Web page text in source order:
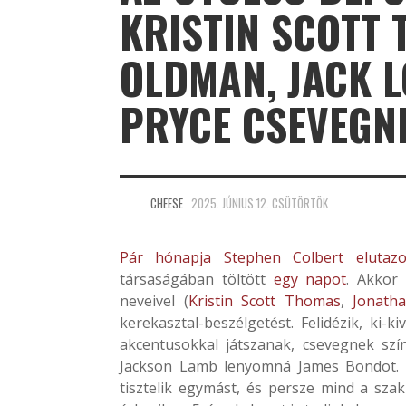
KRISTIN SCOTT
OLDMAN, JACK
PRYCE
CHEESE 2025. JÚNIUS 12. CSÜTÖRTÖK
Pár hónapja Stephen Colbert
társaságában töltött egy napot. Akkor
neveivel (Kristin Scott Thomas,
kerekasztal-beszélgetést. Felidézik,
akcentusokkal játszanak, csevegnek
Jackson Lamb lenyomná James
tisztelik egymást, és persze mind a